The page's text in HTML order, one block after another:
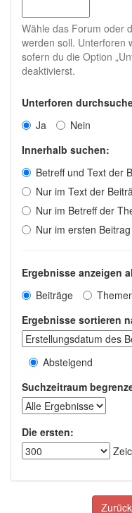
Wähle das Forum oder
werden soll. Unterforen
sofern du die Option
deaktivierst.
Unterforen
Ja
Nein
Innerhalb suchen:
Betreff und Text der
Nur im Text der
Nur im Betreff der
Nur im ersten
Ergebnisse anzeigen
Beiträge
Ergebnisse sortieren
Absteigend
Suchzeitraum
Die ersten: